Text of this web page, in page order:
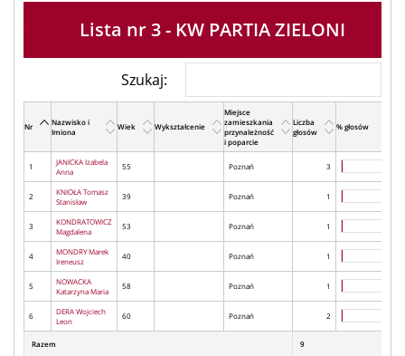
Lista nr 3 - KW PARTIA ZIELONI
Szukaj:
Nr
Nazwisko i
Imiona
Wiek Wykształcenie
Miejsce
zamieszkania
przynależność
i poparcie
Liczba
głosów
% głosów
1
JANICKA Izabela
Anna
55 Poznań 3
2
KNIOŁA Tomasz
Stanisław
39 Poznań 1
3
KONDRATOWICZ
Magdalena
53 Poznań 1
4
MONDRY Marek
Ireneusz
40 Poznań 1
5
NOWACKA
Katarzyna Maria
58 Poznań 1
6
DERA Wojciech
Leon
60 Poznań 2
Razem 9